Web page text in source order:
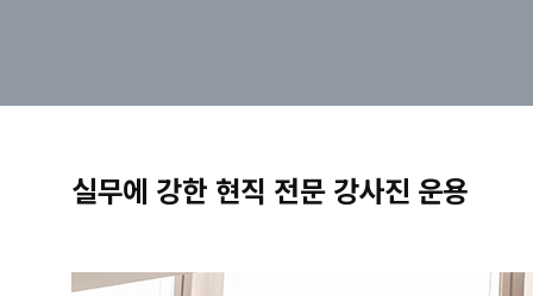
실무에 강한 현직 전문 강사진 운용